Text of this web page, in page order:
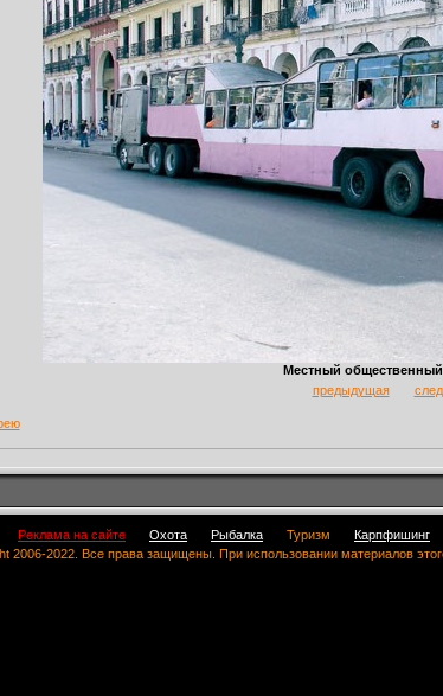
Местный общественный
предыдущая
Реклама на сайте Охота Рыбалка Туризм Карпфишинг
2006-2022. Все права защищены. При использовании материалов